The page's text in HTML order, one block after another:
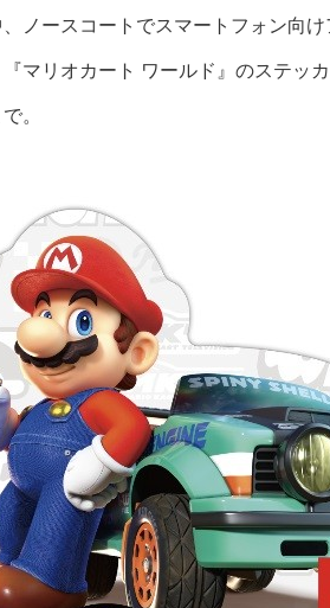
ノースコートでスマートフォン向
マリオカート ワールド』のステッ
。